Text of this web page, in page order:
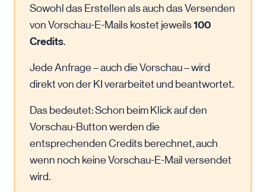
Sowohl das Erstellen als auch das Versenden
von Vorschau-E-Mails kostet jeweils100
Credits.
Jede Anfrage – auch die Vorschau – wird
direkt von der KI verarbeitet und beantwortet.
Das bedeutet: Schon beim Klick auf den
Vorschau-Button werden die
entsprechenden Credits berechnet, auch
wenn noch keine Vorschau-E-Mail versendet
wird.